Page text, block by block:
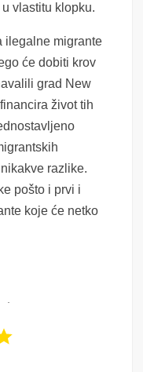
vlastitu klopku.
ilegalne migrante
će dobiti krov
grad New
život tih
razlike.
pošto i prvi i
koje će netko